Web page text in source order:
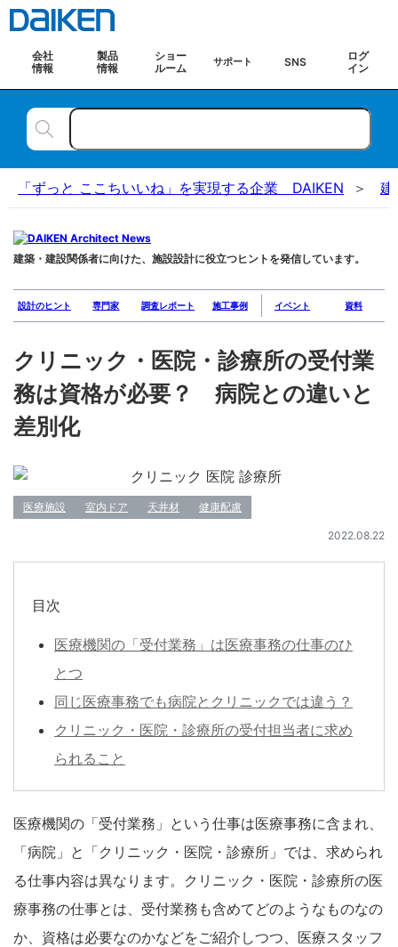
会社
情報
製品
情報
ショー
ルーム
サポート SNS
ログ
イン
「ずっと ここちいいね」を実現する企業 DAIKEN 建
建築・建設関係者に向けた、施設設計に役立つヒントを発信しています。
設計のヒント 専門家 調査レポート 施工事例 イベント 資料
クリニック・医院・診療所の受付業
務は資格が必要？ 病院との違いと
差別化
医療施設 室内ドア 天井材 健康配慮
2022.08.22
目次
医療機関の「受付業務」は医療事務の仕事のひ
とつ
同じ医療事務でも病院とクリニックでは違う？
クリニック・医院・診療所の受付担当者に求め
られること
医療機関の「受付業務」という仕事は医療事務に含まれ、
「病院」と「クリニック・医院・診療所」では、求められ
る仕事内容は異なります。クリニック・医院・診療所の医
療事務の仕事とは、受付業務も含めてどのようなものなの
か、資格は必要なのかなどをご紹介しつつ、医療スタッフ